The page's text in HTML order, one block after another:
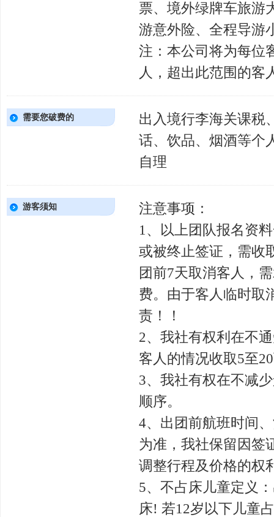
票、境外绿牌车旅游
游意外险、全程导游
注：本公司将为每位
人，超出此范围的客
需要您破费的
出入境行李海关课税
话、饮品、烟酒等个
自理
游客须知
注意事项：
1、以上团队报名资
或被终止签证，需收
团前7天取消客人，
费。由于客人临时取
责！！
2、我社有权利在不
客人的情况收取5至
3、我社有权在不减
顺序。
4、出团前航班时间
为准，我社保留因签
调整行程及价格的权
5、不占床儿童定义
床! 若12岁以下儿童